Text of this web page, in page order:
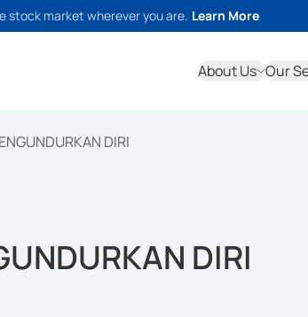
stock market wherever you are. Learn More
About Us Our
DIRI
DIRI